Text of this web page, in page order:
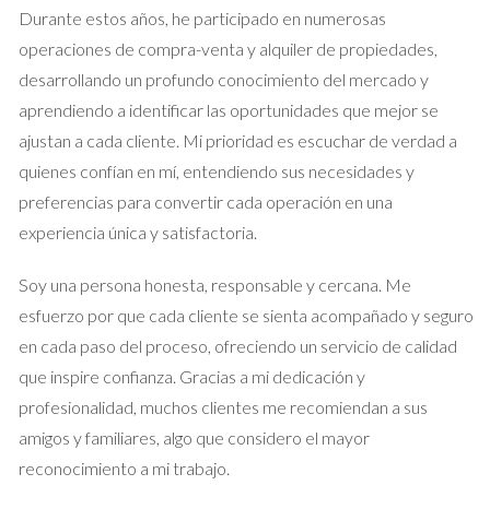
paradas de autobús y cómo afectará esto tu rutina diaria. Una
buena conexión al transporte público puede mejorar
significativamente tu calidad de vida.
5. ¿Existen servicios esenciales
cercanos?
Es importante que tu nuevo hogar esté cerca de servicios
esenciales como supermercados, hospitales, centros
ya que influirán en tu comodidad y bienestar diario.
6. ¿Cuál es el estado del mercado
inmobiliario?
Informa sobre las tendencias actuales del mercado
inmobiliario en Madrid. ¿Los precios están en aumento o
disminución? Conocer el estado del mercado te permitirá
Durante estos años, he participado en numerosas
operaciones de compra-venta y alquiler de propiedades,
desarrollando un profundo conocimiento del mercado y
aprendiendo a identificar las oportunidades que mejor se
ajustan a cada cliente. Mi prioridad es escuchar de verdad a
quienes confían en mí, entendiendo sus necesidades y
preferencias para convertir cada operación en una
experiencia única y satisfactoria.
Soy una persona honesta, responsable y cercana. Me
esfuerzo por que cada cliente se sienta acompañado y seguro
en cada paso del proceso, ofreciendo un servicio de calidad
que inspire confianza. Gracias a mi dedicación y
profesionalidad, muchos clientes me recomiendan a sus
amigos y familiares, algo que considero el mayor
reconocimiento a mi trabajo.